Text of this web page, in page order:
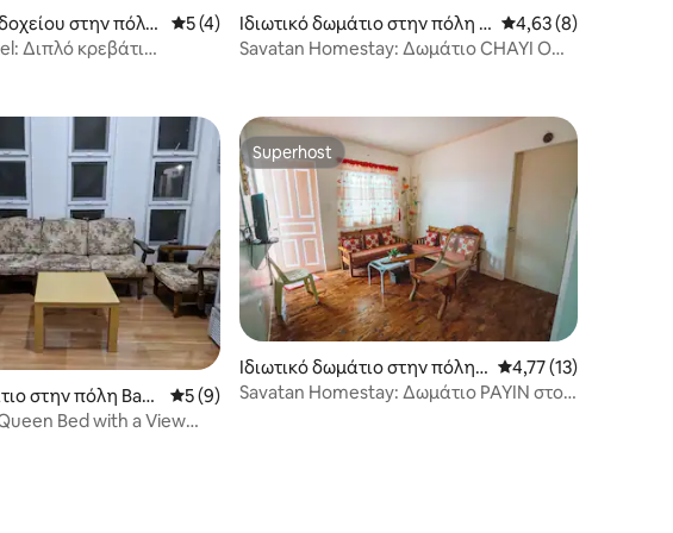
19 κριτικές
στην πόλη
Μέση βαθμολογία: 5 στα 5, 4 κριτικές
5 (4)
Διπλό κρεβάτι
Ιδιωτικό δωμάτιο στην πόλη B
asco
Μέση βαθμολογία:
4,63 (8)
Savatan Homestay: Δωμάτιο CHAYI Own
5, 5 κριτικές
στην πόλη Basc
Μέση βαθμολογία: 5 στα 5, 9 κριτικές
5 (9)
Bed with a View
Superhost
Superhost
Ιδιωτικό δωμάτιο στην πόλη
Basco
Μέση βαθμολογία:
4,77 (13)
Savatan Homestay: Δωμάτιο PAYIN στο